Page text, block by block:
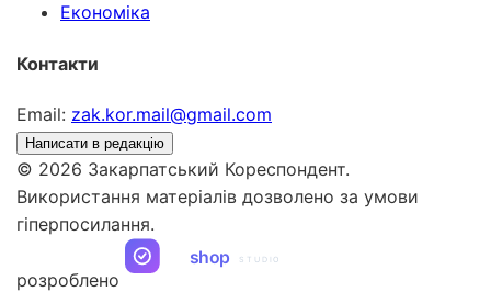
Економіка
Контакти
Email: zak.kor.mail@gmail.com
Написати в редакцію
© 2026 Закарпатський Кореспондент.
Використання матеріалів дозволено за умови
гіперпосилання.
розроблено
shop STUDIO